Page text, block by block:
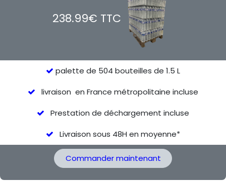
238.99€ TTC
palette de 504 bouteilles de 1.5 L
livraison en France métropolitaine incluse
Prestation de déchargement incluse
Livraison sous 48H en moyenne*
Commander maintenant